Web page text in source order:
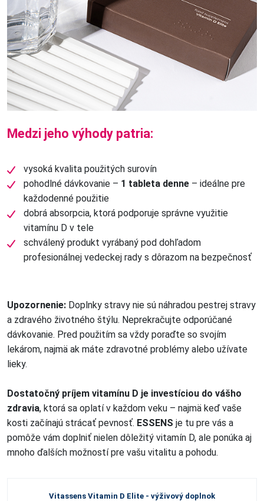
Medzi jeho výhody patria:
vysoká kvalita použitých surovín
pohodlné dávkovanie – 1 tableta denne – ideálne pre
každodenné použitie
dobrá absorpcia, ktorá podporuje správne využitie
vitamínu D v tele
schválený produkt vyrábaný pod dohľadom
profesionálnej vedeckej rady s dôrazom na bezpečnosť
Upozornenie: Doplnky stravy nie sú náhradou pestrej stravy
a zdravého životného štýlu. Neprekračujte odporúčané
dávkovanie. Pred použitím sa vždy poraďte so svojím
lekárom, najmä ak máte zdravotné problémy alebo užívate
lieky.
Dostatočný príjem vitamínu D je investíciou do vášho
zdravia, ktorá sa oplatí v každom veku – najmä keď vaše
kosti začínajú strácať pevnosť. ESSENS je tu pre vás a
pomôže vám doplniť nielen dôležitý vitamín D, ale ponúka aj
mnoho ďalších možností pre vašu vitalitu a pohodu.
Vitassens Vitamin D Elite - výživový doplnok